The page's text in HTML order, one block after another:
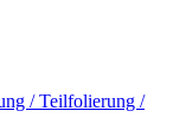
/ Teilfolierung /